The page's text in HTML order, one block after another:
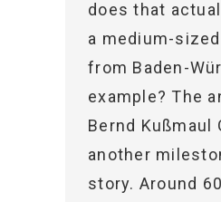
does that
a medium-
from Baden-
example? The
Bernd Kußmaul
another
story. Around